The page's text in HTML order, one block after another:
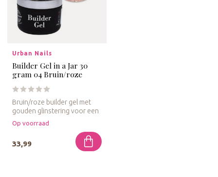
Urban Nails
Builder Gel in a Jar 30
gram 04 Bruin/roze
Bruin/roze builder gel met
gouden glinstering voor een
warme, luxueuze uitstrali...
Op voorraad
33,99